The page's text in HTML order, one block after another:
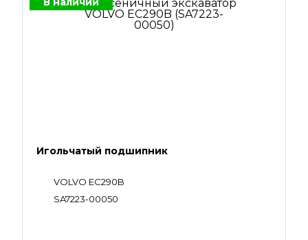
Игольчатый подшипник
VOLVO EC290B
SA7223-00050